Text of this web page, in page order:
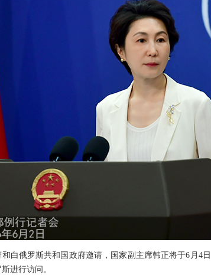
白俄罗斯共和国政府邀请，国家副主席韩正将于6月4
进行访问。